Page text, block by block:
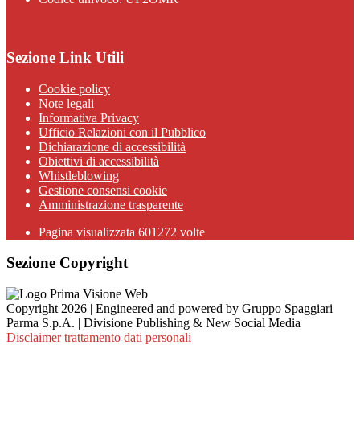
Sezione Link Utili
Cookie policy
Note legali
Informativa Privacy
Ufficio Relazioni con il Pubblico
Dichiarazione di accessibilità
Obiettivi di accessibilità
Whistleblowing
Gestione consensi cookie
Amministrazione trasparente
Pagina visualizzata 601272 volte
Sezione Copyright
Copyright 2026 | Engineered and powered by Gruppo Spaggiari
Parma S.p.A. | Divisione Publishing & New Social Media
Disclaimer trattamento dati personali